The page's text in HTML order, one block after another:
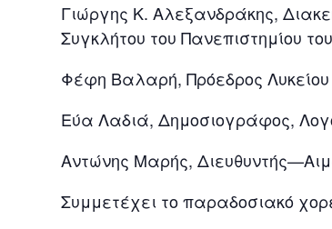
Γιώργης Κ. Αλεξανδράκης,
Συγκλήτου του Πανεπιστημίου
Φέφη Βαλαρή, Πρόεδρος
Εύα Λαδιά, Δημοσιογράφος,
Αντώνης Μαρής,
Συμμετέχει το παραδοσιακό